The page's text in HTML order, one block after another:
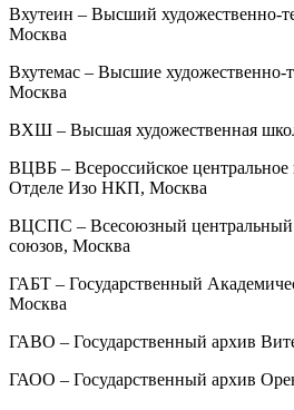
Вхутеин – Высший художественно-
Москва
Вхутемас – Высшие художественно-
Москва
ВХШ – Высшая художественная
ВЦВБ – Всероссийское
Отделе Изо НКП, Москва
ВЦСПС – Всесоюзный центральный
союзов, Москва
ГАБТ – Государственный
Москва
ГАВО – Государственный архив
ГАОО – Государственный архив